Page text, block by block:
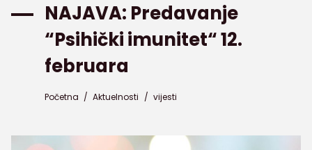
NAJAVA: Predavanje
“Psihički imunitet“ 12.
februara
Početna / Aktuelnosti / vijesti